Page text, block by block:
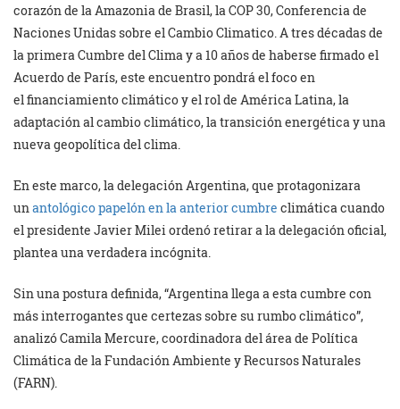
corazón de la Amazonia de Brasil, la COP 30, Conferencia de
Naciones Unidas sobre el Cambio Climatico. A tres décadas de
la primera Cumbre del Clima y a 10 años de haberse firmado el
Acuerdo de París, este encuentro pondrá el foco en
el financiamiento climático y el rol de América Latina, la
adaptación al cambio climático, la transición energética y una
nueva geopolítica del clima.
En este marco, la delegación Argentina, que protagonizara
unantológico papelón en la anterior cumbre climática cuando
el presidente Javier Milei ordenó retirar a la delegación oficial,
plantea una verdadera incógnita.
Sin una postura definida, “Argentina llega a esta cumbre con
más interrogantes que certezas sobre su rumbo climático”,
analizó Camila Mercure, coordinadora del área de Política
Climática de la Fundación Ambiente y Recursos Naturales
(FARN).